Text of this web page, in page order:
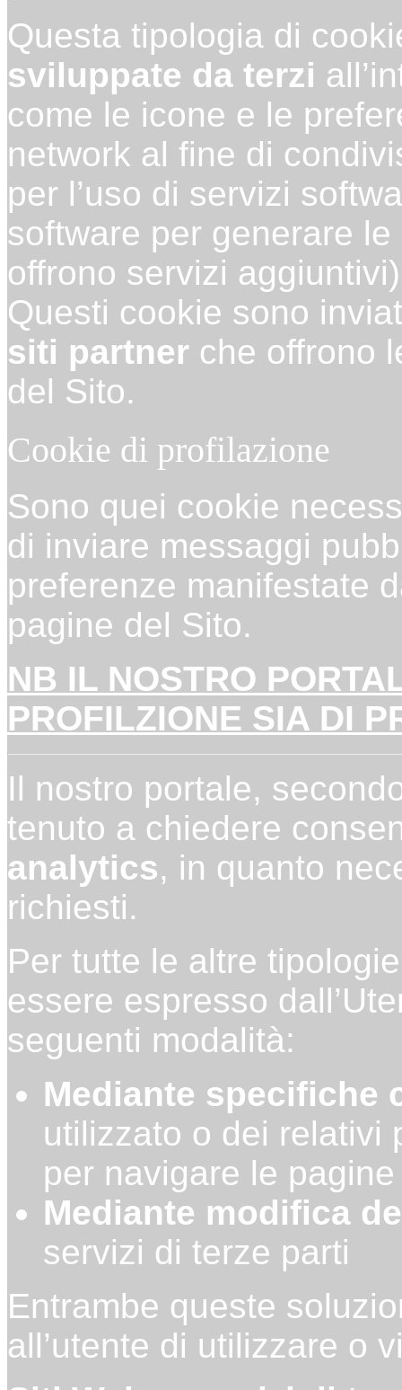
Questa tipologia di
sviluppate da terzi
come le icone e le
network al fine di
per l’uso di servizi
software per generare
offrono servizi
Questi cookie sono
siti partner che offrono
del Sito.
Cookie di profilazione
Sono quei cookie
di inviare messaggi
preferenze manifestate
pagine del Sito.
NB IL NOSTRO
PROFILZIONE SIA DI
Il nostro portale,
tenuto a chiedere
analytics, in quanto
richiesti.
Per tutte le altre
essere espresso
seguenti modalità:
Mediante specifiche
utilizzato o dei relativi
per navigare le
Mediante modifica
servizi di terze parti
Entrambe queste
all’utente di utilizzare o